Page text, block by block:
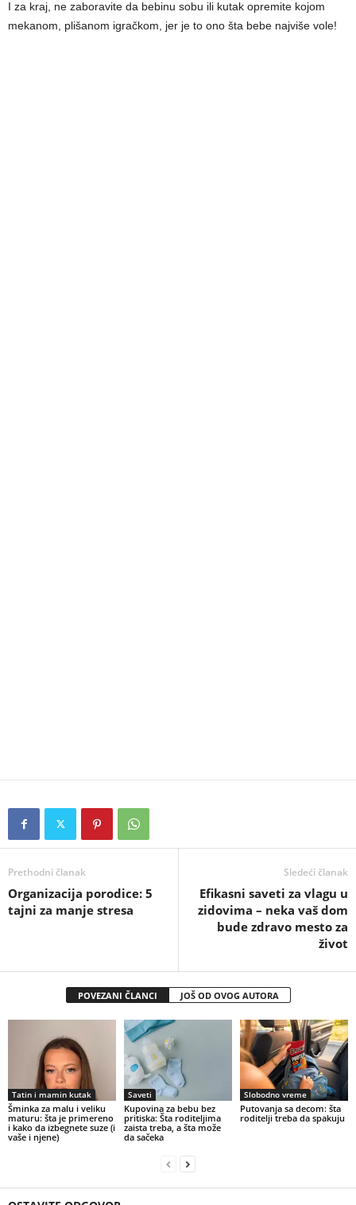
I za kraj, ne zaboravite da bebinu sobu ili kutak opremite kojom
mekanom, plišanom igračkom, jer je to ono šta bebe najviše vole!
Prethodni članak
Organizacija porodice: 5
tajni za manje stresa
Sledeći članak
Efikasni saveti za vlagu u
zidovima – neka vaš dom
bude zdravo mesto za
život
POVEZANI ČLANCI JOŠ OD OVOG AUTORA
Tatin i mamin kutak
Šminka za malu i veliku
maturu: šta je primereno
i kako da izbegnete suze (i
vaše i njene)
Saveti
Kupovina za bebu bez
pritiska: Šta roditeljima
zaista treba, a šta može
da sačeka
Slobodno vreme
Putovanja sa decom: šta
roditelji treba da spakuju